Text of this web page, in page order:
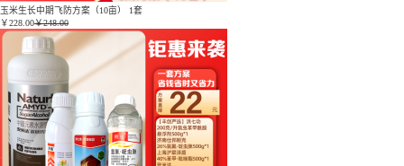
玉米生长中期飞防方案（10亩） 1套
￥228.00￥248.00